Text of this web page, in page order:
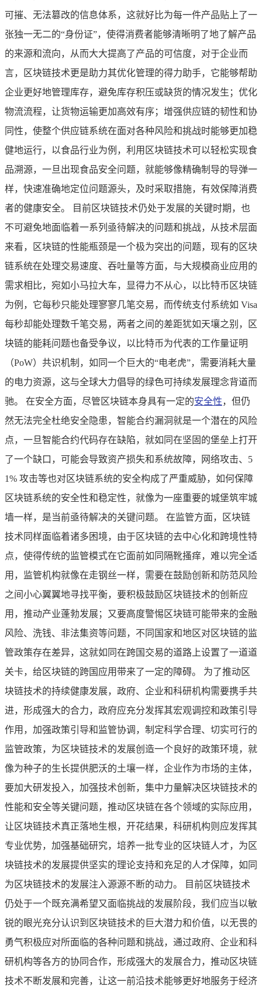
可摧、无法篡改的信息体系，这就好比为每一件产品贴上了一
张独一无二的“身份证”，使得消费者能够清晰明了地了解产品
的来源和流向，从而大大提高了产品的可信度，对于企业而
言，区块链技术更是助力其优化管理的得力助手，它能够帮助
企业更好地管理库存，避免库存积压或缺货的情况发生；优化
物流流程，让货物运输更加高效有序；增强供应链的韧性和协
同性，使整个供应链系统在面对各种风险和挑战时能够更加稳
健地运行，以食品行业为例，利用区块链技术可以轻松实现食
品溯源，一旦出现食品安全问题，就能够像精确制导的导弹一
样，快速准确地定位问题源头，及时采取措施，有效保障消费
者的健康安全。 目前区块链技术仍处于发展的关键时期，也
不可避免地面临着一系列亟待解决的问题和挑战，从技术层面
来看，区块链的性能瓶颈是一个极为突出的问题，现有的区块
链系统在处理交易速度、吞吐量等方面，与大规模商业应用的
需求相比，宛如小马拉大车，显得力不从心，以比特币区块链
为例，它每秒只能处理寥寥几笔交易，而传统支付系统如 Visa
每秒却能处理数千笔交易，两者之间的差距犹如天壤之别，区
块链的能耗问题也备受争议，以比特币为代表的工作量证明
（PoW）共识机制，如同一个巨大的“电老虎”，需要消耗大量
的电力资源，这与全球大力倡导的绿色可持续发展理念背道而
驰。 在安全方面，尽管区块链本身具有一定的安全性，但仍
然无法完全杜绝安全隐患，智能合约漏洞就是一个潜在的风险
点，一旦智能合约代码存在缺陷，就如同在坚固的堡垒上打开
了一个缺口，可能会导致资产损失和系统故障，网络攻击、5
1% 攻击等也对区块链系统的安全构成了严重威胁，如何保障
区块链系统的安全性和稳定性，就像为一座重要的城堡筑牢城
墙一样，是当前亟待解决的关键问题。 在监管方面，区块链
技术同样面临着诸多困境，由于区块链的去中心化和跨境性特
点，使得传统的监管模式在它面前如同隔靴搔痒，难以完全适
用，监管机构就像在走钢丝一样，需要在鼓励创新和防范风险
之间小心翼翼地寻找平衡，要积极鼓励区块链技术的创新应
用，推动产业蓬勃发展；又要高度警惕区块链可能带来的金融
风险、洗钱、非法集资等问题，不同国家和地区对区块链的监
管政策存在差异，这就如同在跨国交易的道路上设置了一道道
关卡，给区块链的跨国应用带来了一定的障碍。 为了推动区
块链技术的持续健康发展，政府、企业和科研机构需要携手共
进，形成强大的合力，政府应充分发挥其宏观调控和政策引导
作用，加强政策引导和监管协调，制定科学合理、切实可行的
监管政策，为区块链技术的发展创造一个良好的政策环境，就
像为种子的生长提供肥沃的土壤一样，企业作为市场的主体，
要加大研发投入，加强技术创新，集中力量解决区块链技术的
性能和安全等关键问题，推动区块链在各个领域的实际应用，
让区块链技术真正落地生根，开花结果，科研机构则应发挥其
专业优势，加强基础研究，培养一批专业的区块链人才，为区
块链技术的发展提供坚实的理论支持和充足的人才保障，如同
为区块链技术的发展注入源源不断的动力。 目前区块链技术
仍处于一个既充满希望又面临挑战的发展阶段，我们应当以敏
锐的眼光充分认识到区块链技术的巨大潜力和价值，以无畏的
勇气积极应对所面临的各种问题和挑战，通过政府、企业和科
研机构等各方的协同合作，形成强大的发展合力，推动区块链
技术不断发展和完善，让这一前沿技术能够更好地服务于经济